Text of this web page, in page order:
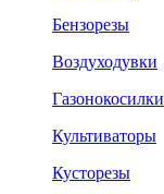
Бензорезы
Воздуходувки
Газонокосилки
Культиваторы
Кусторезы